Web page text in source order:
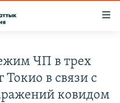
ЧП в трех
Токио в связи с
ковидом